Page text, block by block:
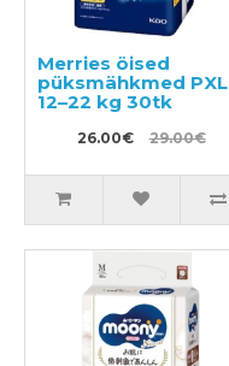
Merries öised
püksmähkmed PXL
12–22 kg 30tk
26.00€ 29.00€